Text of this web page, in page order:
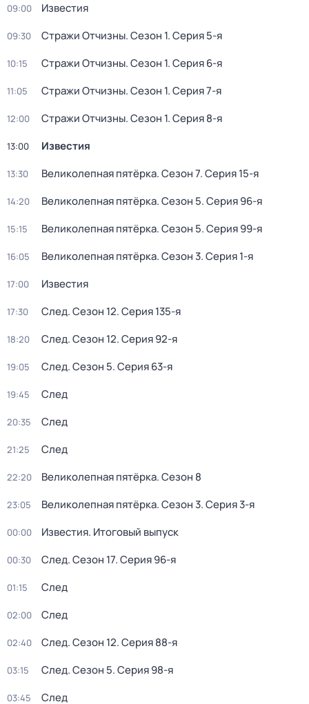
09:00 Известия
09:30 Стражи Отчизны. Сезон 1. Серия 5-я
10:15 Стражи Отчизны. Сезон 1. Серия 6-я
11:05 Стражи Отчизны. Сезон 1. Серия 7-я
12:00 Стражи Отчизны. Сезон 1. Серия 8-я
13:00 Известия
13:30 Великолепная пятёрка. Сезон 7. Серия 15-я
14:20 Великолепная пятёрка. Сезон 5. Серия 96-я
15:15 Великолепная пятёрка. Сезон 5. Серия 99-я
16:05 Великолепная пятёрка. Сезон 3. Серия 1-я
17:00 Известия
17:30 След. Сезон 12. Серия 135-я
18:20 След. Сезон 12. Серия 92-я
19:05 След. Сезон 5. Серия 63-я
19:45 След
20:35 След
21:25 След
22:20 Великолепная пятёрка. Сезон 8
23:05 Великолепная пятёрка. Сезон 3. Серия 3-я
00:00 Известия. Итоговый выпуск
00:30 След. Сезон 17. Серия 96-я
01:15 След
02:00 След
02:40 След. Сезон 12. Серия 88-я
03:15 След. Сезон 5. Серия 98-я
03:45 След